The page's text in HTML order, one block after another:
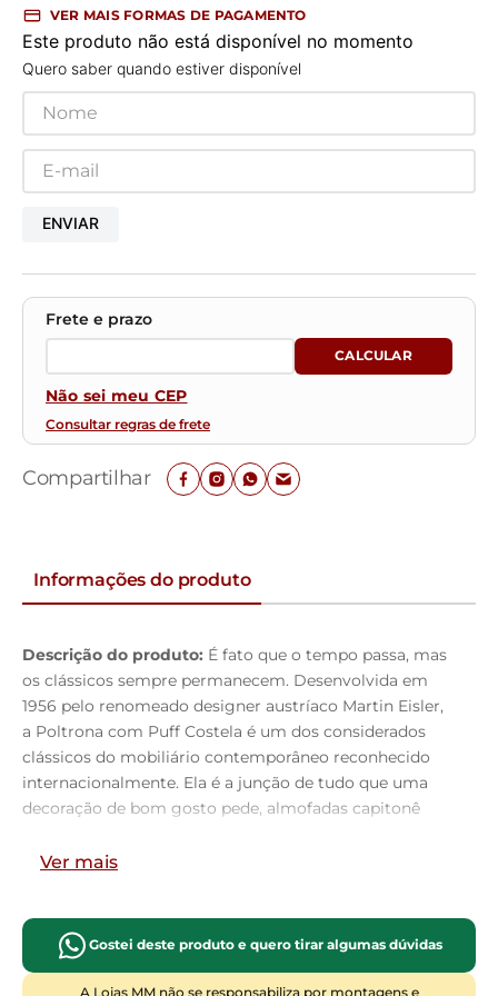
VER MAIS FORMAS DE PAGAMENTO
Este produto não está disponível no momento
Quero saber quando estiver disponível
ENVIAR
Não sei meu CEP
Consultar regras de frete
Compartilhar
Informações do produto
Descrição do produto: É fato que o tempo passa, mas
os clássicos sempre permanecem. Desenvolvida em
1956 pelo renomeado designer austríaco Martin Eisler,
a Poltrona com Puff Costela é um dos considerados
clássicos do mobiliário contemporâneo reconhecido
internacionalmente. Ela é a junção de tudo que uma
decoração de bom gosto pede, almofadas capitonê
assento, base com traçado de linhas elegantes e
siliconada, ideal para decorações residenciais,
sofisticadas ou clássicas. Sua robustez além de marcar
presença no ambiente, oferece conforto inigualável.
Ver mais
Gostei deste produto e quero tirar algumas dúvidas
A Lojas MM não se responsabiliza por montagens e